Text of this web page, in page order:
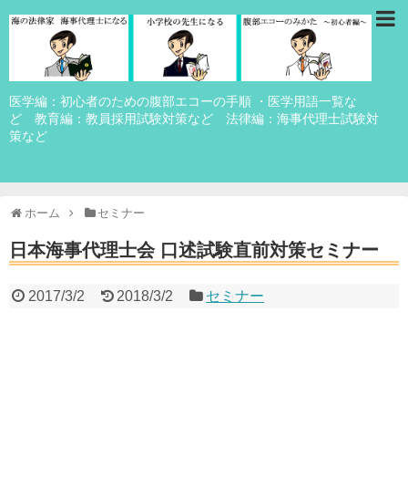
医学編：初心者のための腹部エコーの手順 ・医学用語一覧な
ど 教育編：教員採用試験対策など 法律編：海事代理士試験対
策など
ホーム セミナー
日本海事代理士会 口述試験直前対策セミナー
2017/3/2 2018/3/2 セミナー